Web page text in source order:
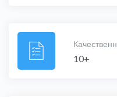
10+